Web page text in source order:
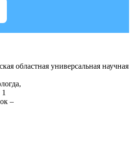
областная универсальная научная
–